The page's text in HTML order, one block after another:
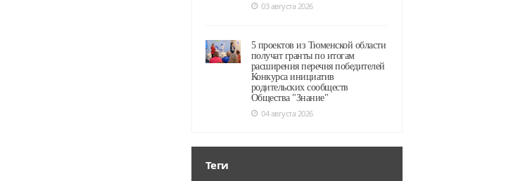
03 августа 2026
5 проектов из Тюменской области
получат гранты по итогам
расширения перечня победителей
Конкурса инициатив
родительских сообществ
Общества "Знание"
04 августа 2026
Теги